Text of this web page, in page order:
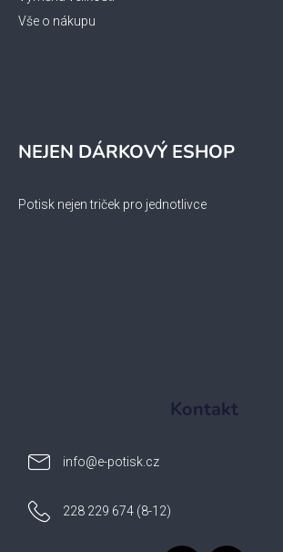
Vše o nákupu
NEJEN DÁRKOVÝ ESHOP
Potisk nejen triček pro jednotlivce
Kontakt
info@e-potisk.cz
228 229 674 (8-12)